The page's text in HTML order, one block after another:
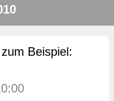
Beispiel: